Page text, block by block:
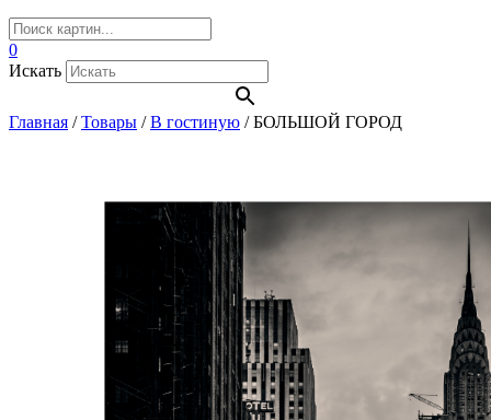
0
Искать
Главная /Товары /В гостиную /БОЛЬШОЙ ГОРОД